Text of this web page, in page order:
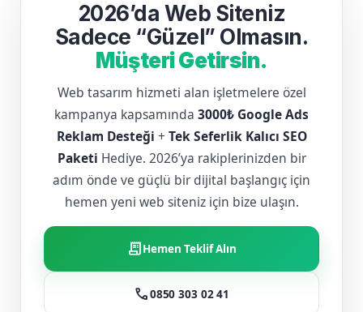
2026’da Web Siteniz
Sadece “Güzel” Olmasın.
Müşteri Getirsin.
Web tasarım hizmeti alan işletmelere özel
kampanya kapsamında 3000₺ Google Ads
Reklam Desteği + Tek Seferlik Kalıcı SEO
Paketi Hediye. 2026’ya rakiplerinizden bir
adım önde ve güçlü bir dijital başlangıç için
hemen yeni web siteniz için bize ulaşın.
receipt_longHemen Teklif Alın
call0850 303 02 41